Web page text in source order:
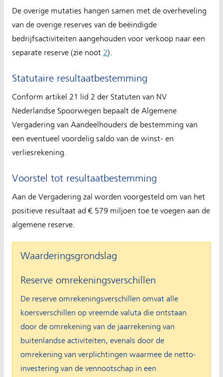
De overige mutaties hangen samen met de overheveling
van de overige reserves van de beëindigde
bedrijfsactiviteiten aangehouden voor verkoop naar een
separate reserve (zie noot 2).
Statutaire resultaatbestemming
Conform artikel 21 lid 2 der Statuten van NV
Nederlandse Spoorwegen bepaalt de Algemene
Vergadering van Aandeelhouders de bestemming van
een eventueel voordelig saldo van de winst- en
verliesrekening.
Voorstel tot resultaatbestemming
Aan de Vergadering zal worden voorgesteld om van het
positieve resultaat ad € 579 miljoen toe te voegen aan de
algemene reserve.
Waarderingsgrondslag
Reserve omrekeningsverschillen
De reserve omrekeningsverschillen omvat alle
koersverschillen op vreemde valuta die ontstaan
door de omrekening van de jaarrekening van
buitenlandse activiteiten, evenals door de
omrekening van verplichtingen waarmee de netto-
investering van de vennootschap in een